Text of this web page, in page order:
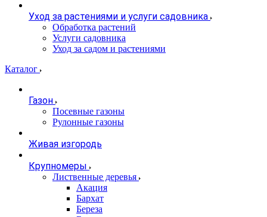
Уход за растениями и услуги садовника
Обработка растений
Услуги садовника
Уход за садом и растениями
Каталог
Газон
Посевные газоны
Рулонные газоны
Живая изгородь
Крупномеры
Лиственные деревья
Акация
Бархат
Береза